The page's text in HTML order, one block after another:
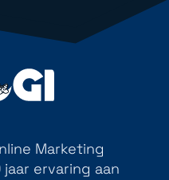
Marketing
ervaring aan